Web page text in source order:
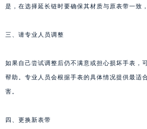
是，在选择延长链时要确保其材质与原表带一致
三、请专业人员调整
如果自己尝试调整后仍不满意或担心损坏手表，
帮助。专业人员会根据手表的具体情况提供最适
害。
四、更换新表带